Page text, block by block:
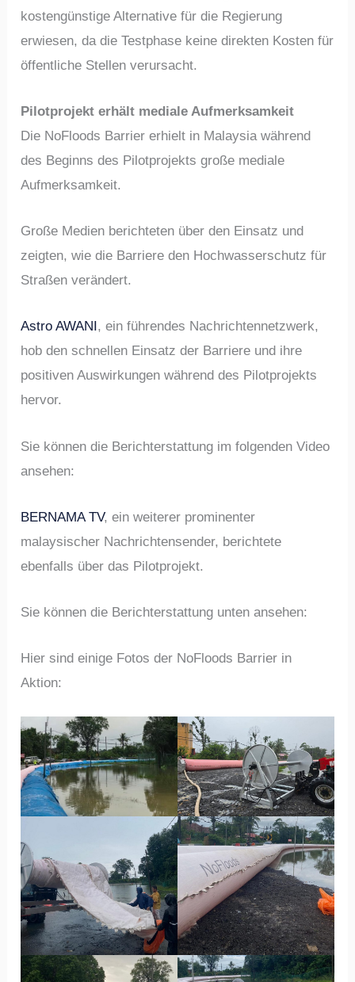
kostengünstige Alternative für die Regierung
erwiesen, da die Testphase keine direkten Kosten für
öffentliche Stellen verursacht.
Pilotprojekt erhält mediale Aufmerksamkeit
Die NoFloods Barrier erhielt in Malaysia während
des Beginns des Pilotprojekts große mediale
Aufmerksamkeit.
Große Medien berichteten über den Einsatz und
zeigten, wie die Barriere den Hochwasserschutz für
Straßen verändert.
Astro AWANI , ein führendes Nachrichtennetzwerk,
hob den schnellen Einsatz der Barriere und ihre
positiven Auswirkungen während des Pilotprojekts
hervor.
Sie können die Berichterstattung im folgenden Video
ansehen:
BERNAMA TV, ein weiterer prominenter
malaysischer Nachrichtensender, berichtete
ebenfalls über das Pilotprojekt.
Sie können die Berichterstattung unten ansehen:
Hier sind einige Fotos der NoFloods Barrier in
Aktion: